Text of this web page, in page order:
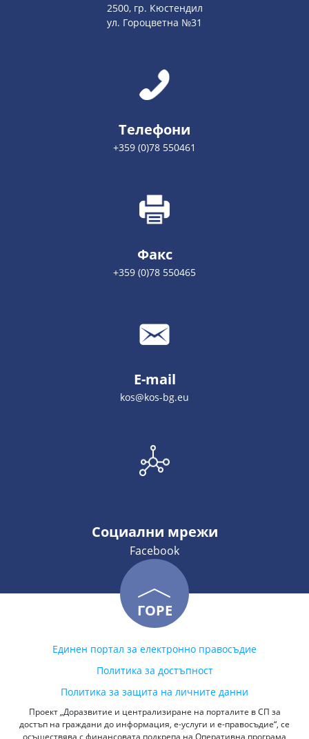
2500, гр. Кюстендил
ул. Гороцветна №31
Телефони
+359 (0)78 550461
Факс
+359 (0)78 550465
E-mail
kos@kos-bg.eu
Социални мрежи
Facebook
ГОРЕ
Единен портал за електронно правосъдие
Политика за достъпност
Политика за защита на личните данни
Проект „Доразвитие и централизиране на порталите в СП за
достъп на граждани до информация, е-услуги и е-правосъдие“, се
осъществява с финансовата подкрепа на Оперативна програма